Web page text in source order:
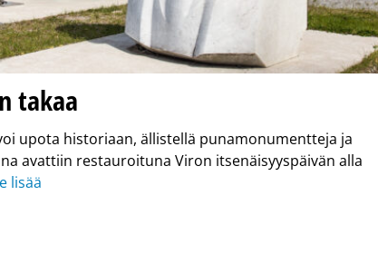
takaa
upota historiaan, ällistellä punamonumentteja ja
avattiin restauroituna Viron itsenäisyyspäivän alla
lisää